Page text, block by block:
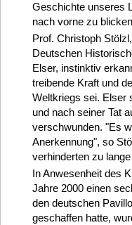
Geschichte unseres
nach vorne zu
Prof. Christoph
Deutschen
Elser, instinktiv
treibende Kraft und
Weltkriegs sei. Elser
und nach seiner Tat
verschwunden. "Es
Anerkennung", so
verhinderten zu
In Anwesenheit des
Jahre 2000 einen
den deutschen
geschaffen hatte,